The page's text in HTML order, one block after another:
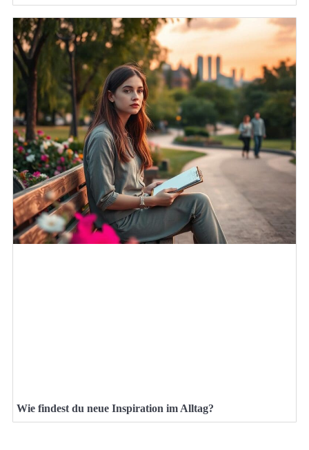
Wie findest du neue Inspiration im Alltag?